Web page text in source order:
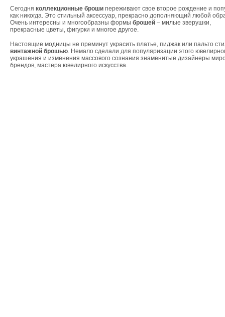
Сегодня коллекционные броши переживают свое второе рождение и
как никогда. Это стильный аксессуар, прекрасно дополняющий любой
Очень интересны и многообразны формы брошей – милые зверушки,
прекрасные цветы, фигурки и многое другое.
Настоящие модницы не преминут украсить платье, пиджак или пальто
винтажной брошью. Немало сделали для популяризации этого
украшения и изменения массового сознания знаменитые дизайнеры
брендов, мастера ювелирного искусства.